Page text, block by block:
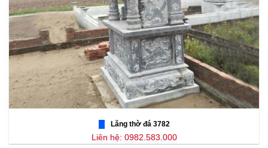
Lăng thờ đá 3782
Liên hệ: 0982.583.000